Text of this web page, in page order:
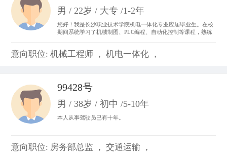
男 / 22岁 / 大专 /1-2年
您好！我是长沙职业技术学院机电一体化专业应届毕业生。在校
期间系统学习了机械制图、PLC编程、自动化控制等课程，熟练
验。我善于团队协作，动手能力强，对工业自动化领域充满热情
意向职位: 机械工程师 ， 机电一体化 ，
99428号
男 / 38岁 / 初中 /5-10年
本人从事驾驶员已有十年。
意向职位: 房务部总监 ， 交通运输 ，